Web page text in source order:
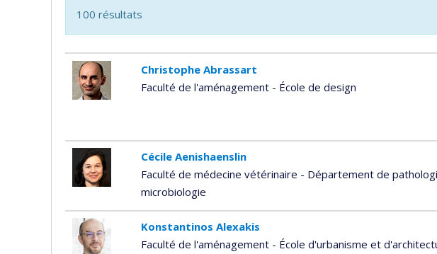
100 résultats
Christophe Abrassart
Faculté de l'aménagement - École de design
Cécile Aenishaenslin
Faculté de médecine vétérinaire - Département de
microbiologie
Konstantinos Alexakis
Faculté de l'aménagement - École d'urbanisme et